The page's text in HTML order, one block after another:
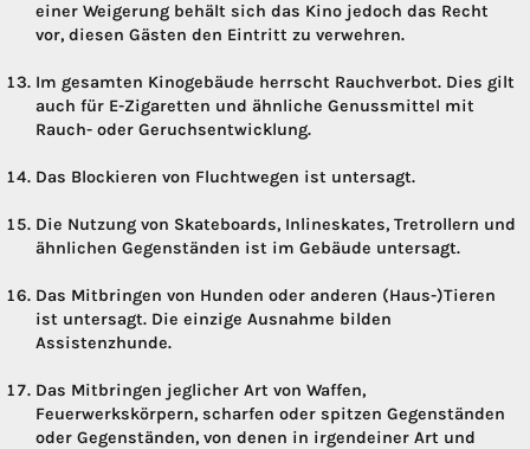
einer Weigerung behält sich das Kino jedoch das Recht
vor, diesen Gästen den Eintritt zu verwehren.
Im gesamten Kinogebäude herrscht Rauchverbot. Dies gilt
auch für E-Zigaretten und ähnliche Genussmittel mit
Rauch- oder Geruchsentwicklung.
Das Blockieren von Fluchtwegen ist untersagt.
Die Nutzung von Skateboards, Inlineskates, Tretrollern und
ähnlichen Gegenständen ist im Gebäude untersagt.
Das Mitbringen von Hunden oder anderen (Haus-)Tieren
ist untersagt. Die einzige Ausnahme bilden
Assistenzhunde.
Das Mitbringen jeglicher Art von Waffen,
Feuerwerkskörpern, scharfen oder spitzen Gegenständen
oder Gegenständen, von denen in irgendeiner Art und